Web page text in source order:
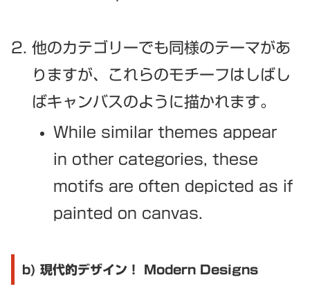
他のカテゴリーでも同様のテーマがあ
りますが、これらのモチーフはしばし
ばキャンバスのように描かれます。
While similar themes appear
in other categories, these
motifs are often depicted as if
painted on canvas.
b) 現代的デザイン！ Modern Designs